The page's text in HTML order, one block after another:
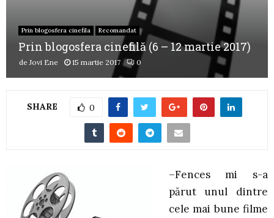
Prin blogosfera cinefila Recomandat
Prin blogosfera cinefilă (6 – 12 martie 2017)
deJovi Ene 15 martie 2017 0
SHARE 0
–Fences mi s-a
părut unul dintre
cele mai bune filme